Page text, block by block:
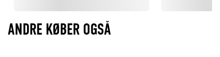
ANDRE KØBER OGSÅ